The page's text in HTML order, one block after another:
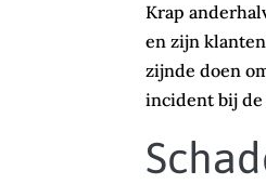
Krap
en zijn
zijnde doen
incident bij de